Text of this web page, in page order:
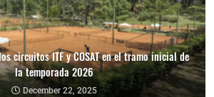
circuitos ITF y COSAT en el tramo inicial de
la temporada 2026
December 22, 2025